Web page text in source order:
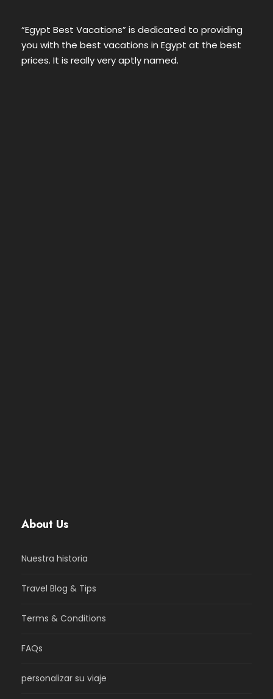
“Egypt Best Vacations” is dedicated to providing
you with the best vacations in Egypt at the best
prices. It is really very aptly named.
About Us
Nuestra historia
Travel Blog & Tips
Terms & Conditions
FAQs
personalizar su viaje